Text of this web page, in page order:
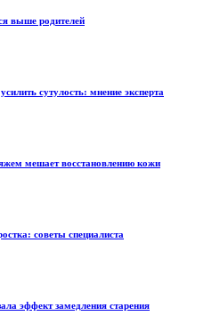
выше родителей
сутулость: мнение эксперта
мешает восстановлению кожи
советы специалиста
эффект замедления старения